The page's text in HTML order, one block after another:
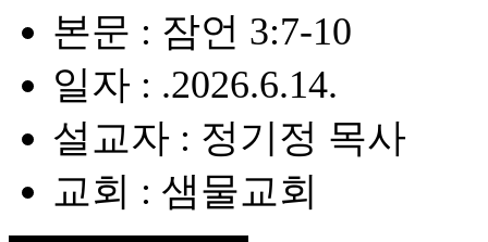
본문 : 잠언 3:7-10
일자 : .2026.6.14.
설교자 : 정기정 목사
교회 : 샘물교회